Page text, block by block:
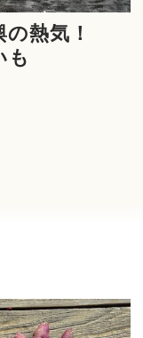
熱気！
も